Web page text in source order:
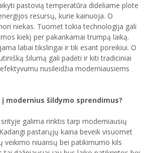
pastovią temperatūra dideliame plote
resursų, kurie kainuoja. O
niekas. Tuomet tokia technologija gali
kiekį per pakankamai trumpą laiką.
labai tikslingai ir tik esant poreikiui. O
šilumą gali padėti ir kiti tradiciniai
nusileidžia moderniausiems
modernius šildymo sprendimus?
galima rinktis tarp moderniausių
pastarųjų kaina beveik visuomet
veikimo niuansų bei patikimumo kils